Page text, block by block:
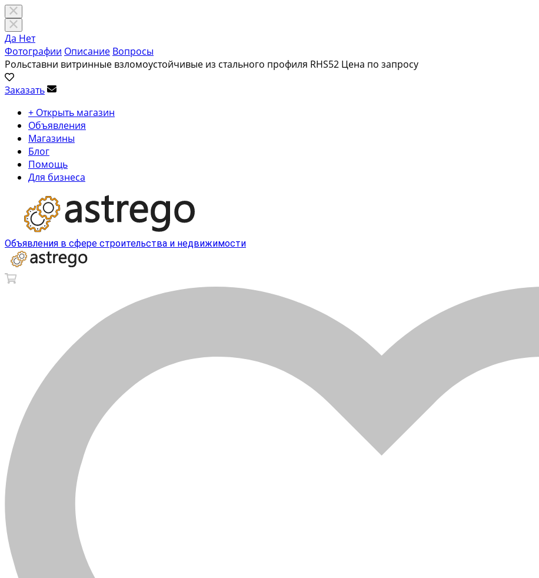
Да Нет
Фотографии Описание Вопросы
Рольставни витринные взломоустойчивые из стального профиля RHS52 Цена по запросу
Заказать
+ Открыть магазин
Объявления
Магазины
Блог
Помощь
Для бизнеса
Объявления в сфере строительства и недвижимости